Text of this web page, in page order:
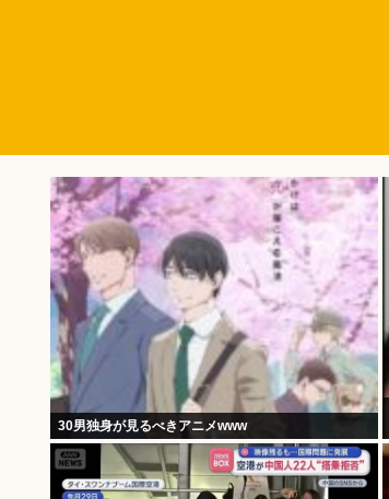
30男独身が見るべきアニメwww